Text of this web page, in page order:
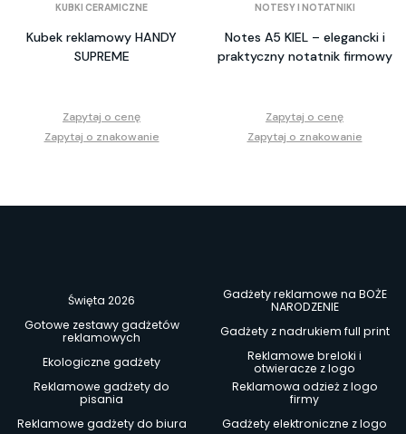
KUBKI CERAMICZNE
Kubek reklamowy HANDY
SUPREME
Zapytaj o cenę
Zapytaj o znakowanie
NOTESY I NOTATNIKI
Notes A5 KIEL – elegancki i
praktyczny notatnik firmowy
Zapytaj o cenę
Zapytaj o znakowanie
Święta 2026
Gadżety reklamowe na BOŻE
NARODZENIE
Gotowe zestawy gadżetów
reklamowych
Gadżety z nadrukiem full print
Ekologiczne gadżety
Reklamowe breloki i
otwieracze z logo
Reklamowe gadżety do
pisania
Reklamowa odzież z logo
firmy
Reklamowe gadżety do biura
Gadżety elektroniczne z logo